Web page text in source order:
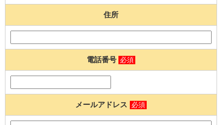
住所
電話番号 必須
メールアドレス 必須